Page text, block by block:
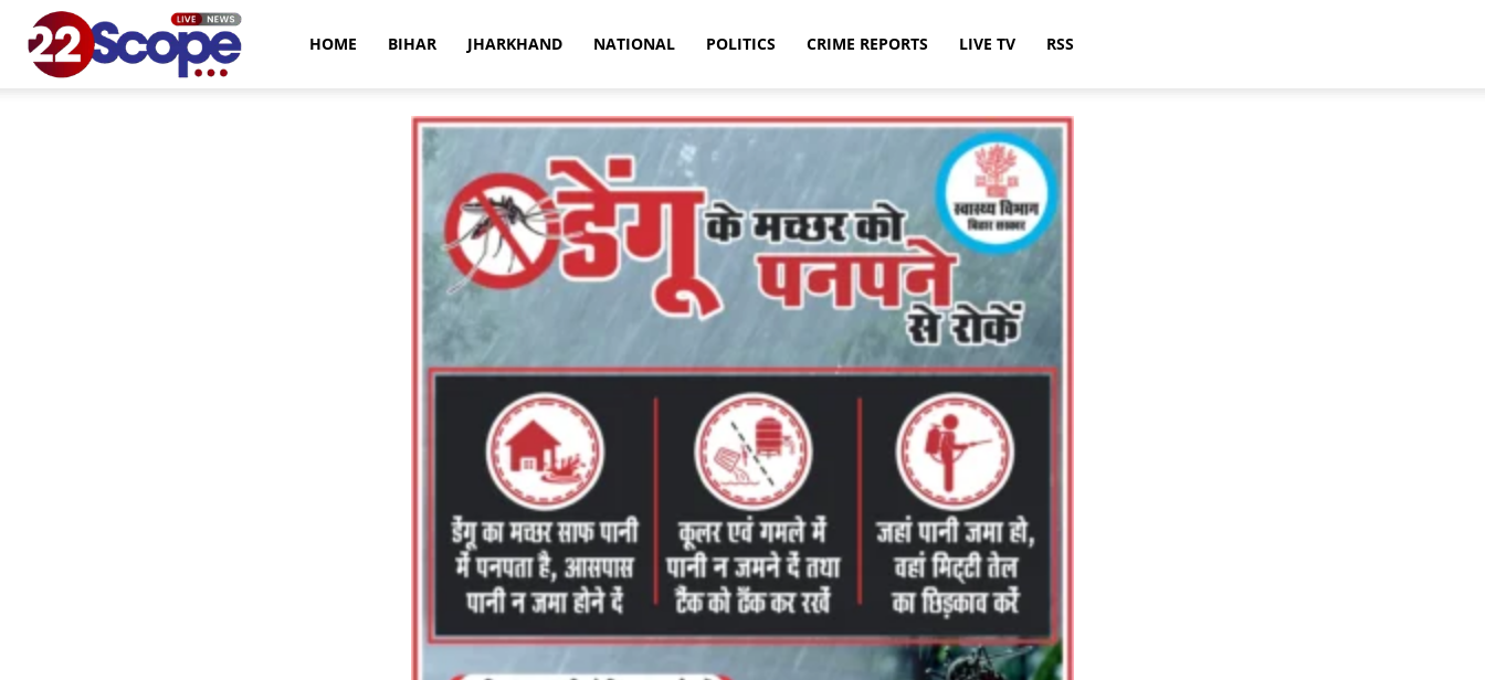
HOME BIHAR JHARKHAND NATIONAL POLITICS CRIME REPORTS LIVE TV RSS